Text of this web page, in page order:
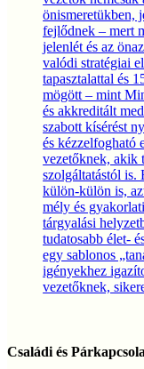
önismeretükben,
fejlődnek – mert
jelenlét és az
valódi stratégiai
tapasztalattal és
mögött – mint
és akkreditált
szabott kísérést
és kézzelfogható
vezetőknek, akik
szolgáltatástól is.
külön-külön is,
mély és
tárgyalási
tudatosabb élet-
egy sablonos
igényekhez
vezetőknek,
és
Családi és